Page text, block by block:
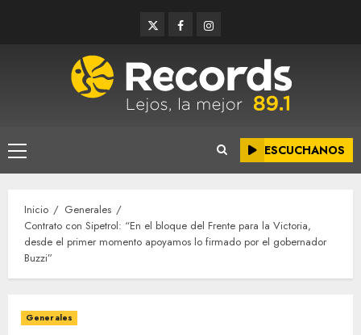
TwitterFacebookInstagram
Menú
principal
ESCUCHANOS
Inicio
Generales
Contrato con Sipetrol: “En el bloque del Frente para la Victoria,
desde el primer momento apoyamos lo firmado por el gobernador
Buzzi”
Generales